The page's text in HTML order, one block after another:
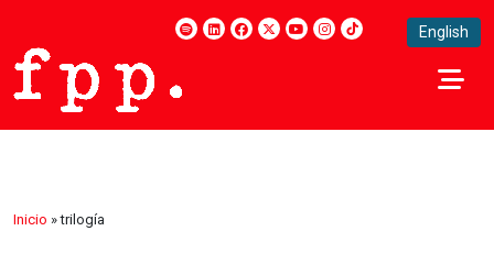
English
Inicio »trilogía